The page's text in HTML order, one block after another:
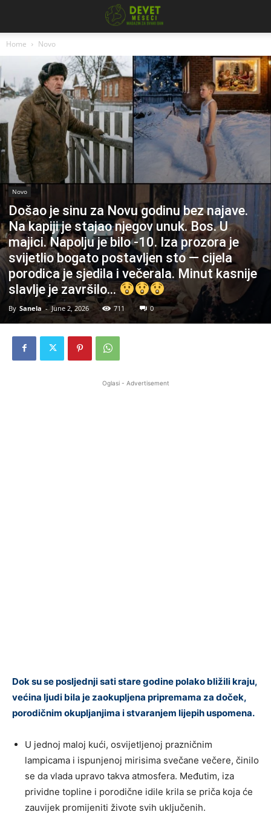
Home Novo
Novo
Došao je sinu za Novu godinu bez najave.
Na kapiji je stajao njegov unuk. Bos. U
majici. Napolju je bilo -10. Iza prozora je
svijetlio bogato postavljen sto — cijela
porodica je sjedila i večerala. Minut kasnije
slavlje je završilo…
By Sanela - June 2, 2026 711 0
Oglasi - Advertisement
Dok su se posljednji sati stare godine polako bližili kraju,
većina ljudi bila je zaokupljena pripremama za doček,
porodičnim okupljanjima i stvaranjem lijepih uspomena.
U jednoj maloj kući, osvijetljenoj prazničnim
lampicama i ispunjenoj mirisima svečane večere, činilo
se da vlada upravo takva atmosfera. Međutim, iza
prividne topline i porodične idile krila se priča koja će
zauvijek promijeniti živote svih uključenih.